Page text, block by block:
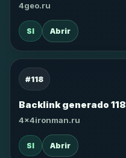
4geo.ru
SI Abrir
#118
Backlink generado 118
4x4ironman.ru
SI Abrir